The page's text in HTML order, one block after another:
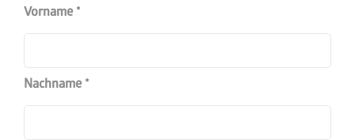
Vorname
Nachname